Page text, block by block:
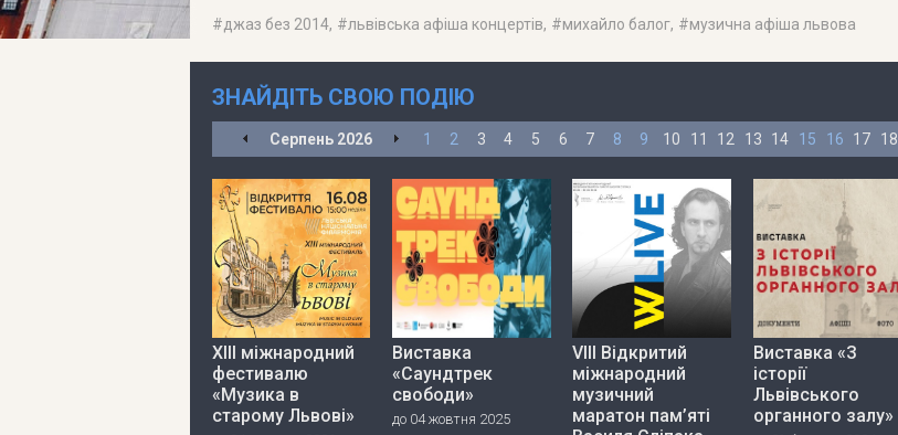
#джаз без 2014, #львівська афіша концертів, #михайло балог, #музична афіша львова
ЗНАЙДІТЬ СВОЮ ПОДІЮ
Серпень 2026 1 2 3 4 5 6 7 8 9 10 11 12 13 14 15 16 17 18
ХІІІ міжнародний
фестивалю
«Музика в
старому Львові»
Виставка
«Саундтрек
свободи»
до 04 жовтня 2025
VIII Відкритий
міжнародний
музичний
маратон пам’яті
Виставка «З
історії
Львівського
органного залу»